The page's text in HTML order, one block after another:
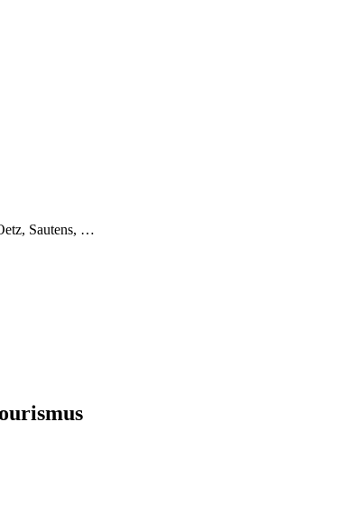
Sautens, …